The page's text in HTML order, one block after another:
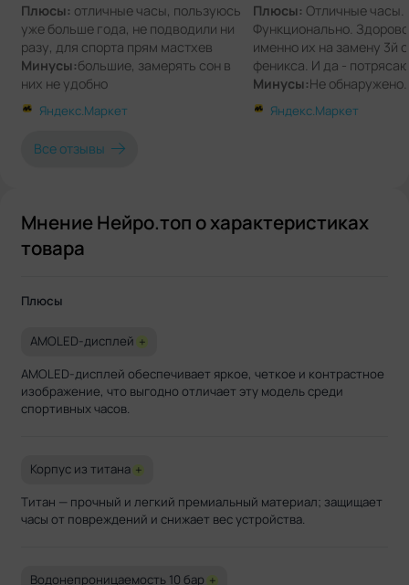
Плюсы: отличные часы, пользуюсь
уже больше года, не подводили ни
разу, для спорта прям мастхев
Минусы:большие, замерять сон в
них не удобно
Комментарии:
время, для покупки рекомендую, при
всегда включенном экране заряд
держат 6 дней
Яндекс.Маркет
Плюсы: Отличные часы.
Функционально.
именно их на замену 3й
феникса. И да -
Минусы:Не обнаружено.
Комментарии:
моделью. Разница в
Яндекс.Маркет
Все отзывы
Мнение Нейро.топ о характеристиках
товара
Плюсы
AMOLED-дисплей +
AMOLED-дисплей обеспечивает яркое, четкое и контрастное
изображение, что выгодно отличает эту модель среди
спортивных часов.
Корпус из титана +
Титан — прочный и легкий премиальный материал; защищает
часы от повреждений и снижает вес устройства.
Водонепроницаемость 10 бар +